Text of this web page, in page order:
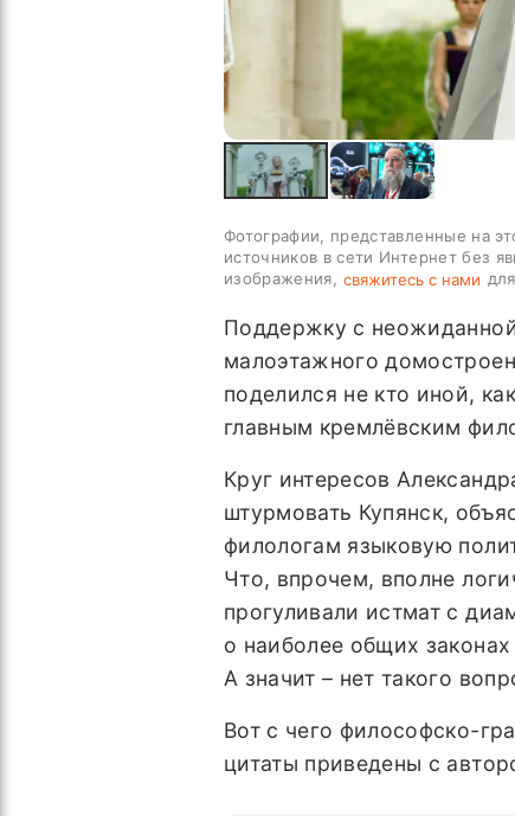
Фотографии, представленные на
источников в сети Интернет без
изображения, свяжитесь с нами
Поддержку с
малоэтажного
поделился не кто иной, как
главным кремлёвским
Круг интересов
штурмовать Купянск,
филологам языковую
Что, впрочем, вполне
прогуливали истмат с
о наиболее общих
А значит – нет такого
Вот с чего философско-
цитаты приведены с